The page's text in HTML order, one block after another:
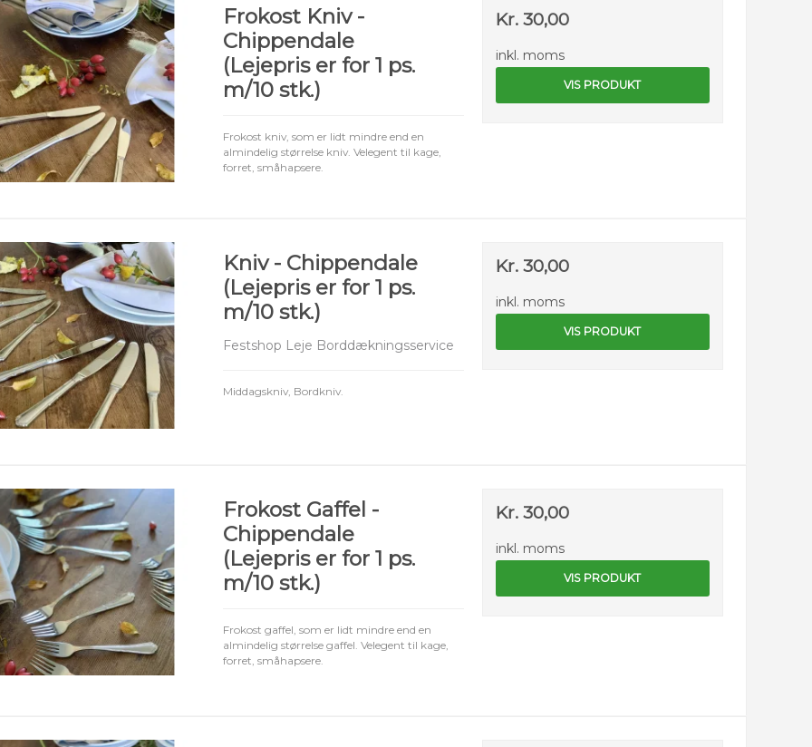
Frokost Kniv -
Chippendale
(Lejepris er for 1 ps.
m/10 stk.)
Frokost kniv, som er lidt mindre end en
almindelig størrelse kniv. Velegent til kage,
forret, småhapsere.
Kr. 30,00
inkl. moms
VIS PRODUKT
Kniv - Chippendale
(Lejepris er for 1 ps.
m/10 stk.)
Festshop Leje Borddækningsservice
Middagskniv, Bordkniv.
Kr. 30,00
inkl. moms
VIS PRODUKT
Frokost Gaffel -
Chippendale
(Lejepris er for 1 ps.
m/10 stk.)
Frokost gaffel, som er lidt mindre end en
almindelig størrelse gaffel. Velegent til kage,
forret, småhapsere.
Kr. 30,00
inkl. moms
VIS PRODUKT